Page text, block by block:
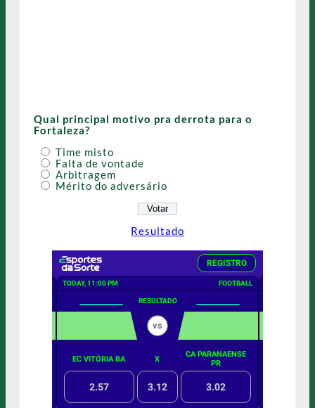
Qual principal motivo pra derrota para o
Fortaleza?
Time misto
Falta de vontade
Arbitragem
Mérito do adversário
Resultado